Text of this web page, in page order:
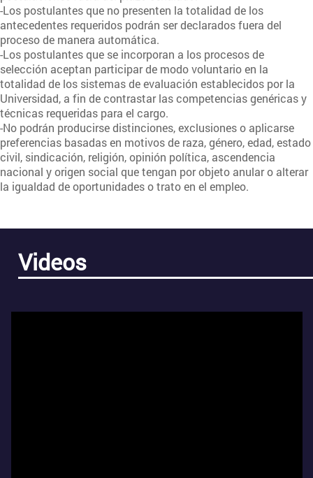
-Los postulantes que no presenten la totalidad de los
antecedentes requeridos podrán ser declarados fuera del
proceso de manera automática.
-Los postulantes que se incorporan a los procesos de
selección aceptan participar de modo voluntario en la
totalidad de los sistemas de evaluación establecidos por la
Universidad, a fin de contrastar las competencias genéricas y
técnicas requeridas para el cargo.
-No podrán producirse distinciones, exclusiones o aplicarse
preferencias basadas en motivos de raza, género, edad, estado
civil, sindicación, religión, opinión política, ascendencia
nacional y origen social que tengan por objeto anular o alterar
la igualdad de oportunidades o trato en el empleo.
Videos